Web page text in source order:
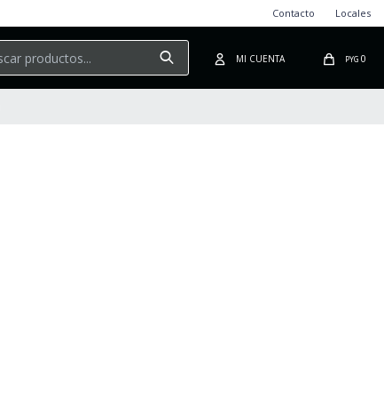
PYG 0
Contacto Locales